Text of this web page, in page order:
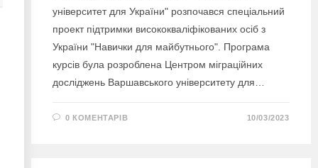
університет для України" розпочався спеціальний
проект підтримки висококваліфікованих осіб з
України "Навички для майбутнього". Програма
курсів була розроблена Центром міграційних
досліджень Варшавського університету для…
0 КОМЕНТАРІВ 10/03/2023